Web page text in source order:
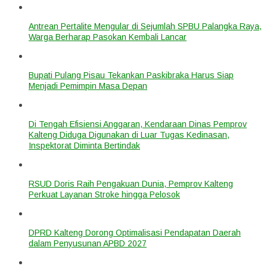
Antrean Pertalite Mengular di Sejumlah SPBU Palangka Raya,
Warga Berharap Pasokan Kembali Lancar
Bupati Pulang Pisau Tekankan Paskibraka Harus Siap
Menjadi Pemimpin Masa Depan
Di Tengah Efisiensi Anggaran, Kendaraan Dinas Pemprov
Kalteng Diduga Digunakan di Luar Tugas Kedinasan,
Inspektorat Diminta Bertindak
RSUD Doris Raih Pengakuan Dunia, Pemprov Kalteng
Perkuat Layanan Stroke hingga Pelosok
DPRD Kalteng Dorong Optimalisasi Pendapatan Daerah
dalam Penyusunan APBD 2027